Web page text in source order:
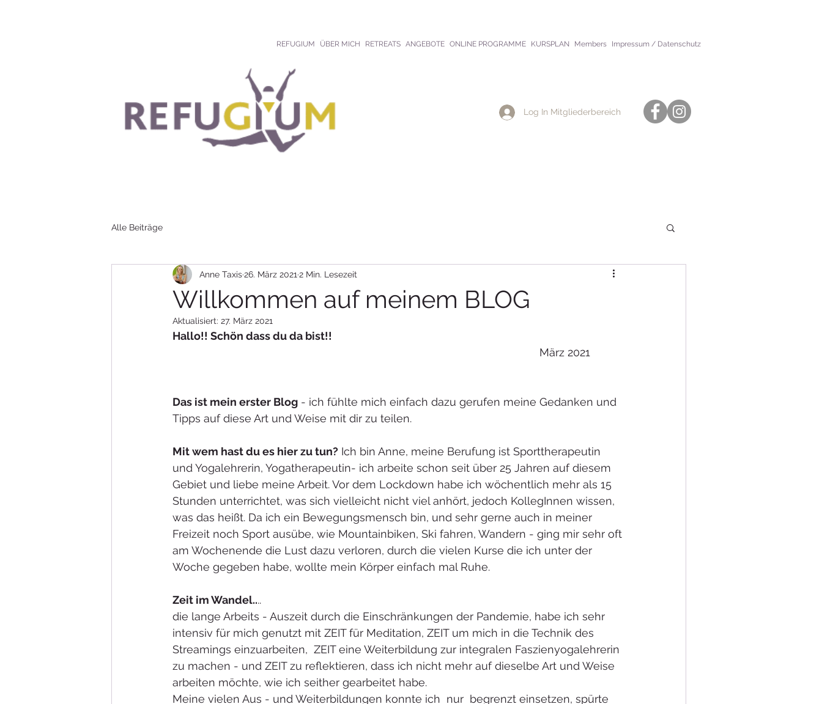
REFUGIUM ÜBER MICH RETREATS ANGEBOTE ONLINE PROGRAMME KURSPLAN Members Impressum / Datenschutz
Log In Mitgliederbereich
Alle Beiträge
Willkommen auf meinem BLOG
Anne Taxis26. März 2021 2 Min. Lesezeit
Aktualisiert: 27. März 2021
Das ist mein erster Blog - ich fühlte mich einfach dazu gerufen meine Gedanken und
Tipps auf diese Art und Weise mit dir zu teilen.
Mit wem hast du es hier zu tun? Ich bin Anne, meine Berufung ist Sporttherapeutin
und Yogalehrerin, Yogatherapeutin- ich arbeite schon seit über 25 Jahren auf diesem
Gebiet und liebe meine Arbeit. Vor dem Lockdown habe ich wöchentlich mehr als 15
Stunden unterrichtet, was sich vielleicht nicht viel anhört, jedoch KollegInnen wissen,
was das heißt. Da ich ein Bewegungsmensch bin, und sehr gerne auch in meiner
Freizeit noch Sport ausübe, wie Mountainbiken, Ski fahren, Wandern - ging mir sehr oft
am Wochenende die Lust dazu verloren, durch die vielen Kurse die ich unter der
Woche gegeben habe, wollte mein Körper einfach mal Ruhe.
Zeit im Wandel....
die lange Arbeits - Auszeit durch die Einschränkungen der Pandemie, habe ich sehr
intensiv für mich genutzt mit ZEIT für Meditation, ZEIT um mich in die Technik des
Streamings einzuarbeiten,  ZEIT eine Weiterbildung zur integralen Faszienyogalehrerin
zu machen - und ZEIT zu reflektieren, dass ich nicht mehr auf dieselbe Art und Weise
arbeiten möchte, wie ich seither gearbeitet habe.
Meine vielen Aus - und Weiterbildungen konnte ich  nur  begrenzt einsetzen, spürte